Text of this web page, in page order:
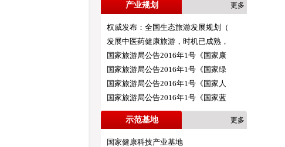
产业规划 更多
权威发布：全国生态旅游发展规划（
发展中医药健康旅游，时机已成熟，
国家旅游局公告2016年1号《国家康
国家旅游局公告2016年1号《国家绿
国家旅游局公告2016年1号《国家人
国家旅游局公告2016年1号《国家蓝
示范基地 更多
国家健康科技产业基地